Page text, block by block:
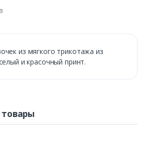
из мягкого трикотажа из
и красочный принт.